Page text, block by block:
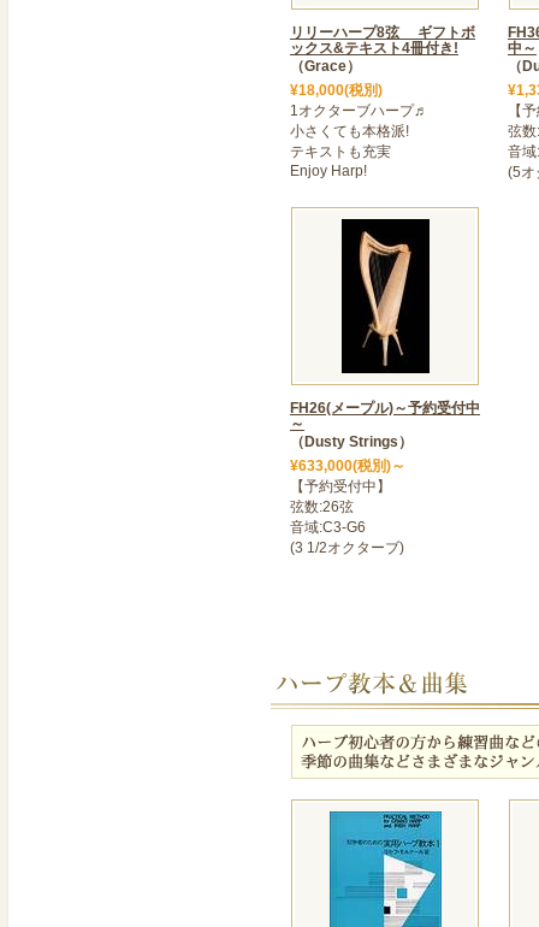
落ち着いた色合いで人気
なりました。
小型ながら28弦のワイド
す。
2023年09月22日
＜ 入荷しました!【
大人気のDustyStrings ク
荷しました。
2023年09月22日
＜ 入荷しました!【
DustyStrings社の小型で
オシャレなツートンカラー
カマックレバー仕様
2023年09月09日
>＜ 【 レンタルハープ
プ ! 】 ＞
レンタルハープに人気の
た。
軽量・コンパクトで、ラ
にも使いやすく、音色も
い。
2023年04月13日
＜ 乙女ハープの演奏動
標準仕様にイタリア製ア
乙女ハープで
「Scarborough Fair」を
2023年04月13日
＜ 乙女ハープの演奏動
リリーハープ8弦 ギフトボ
ックス&テキスト4冊付き!
（Grace）
¥18,000(税別)
1オクターブハープ♬
小さくても本格派!
テキストも充実
Enjoy Harp!
中～
（
【
弦
音
(5オ
FH26(メープル)～予約受付中
～
（Dusty Strings）
¥633,000(税別)～
【予約受付中】
弦数:26弦
音域:C3-G6
(3 1/2オクターブ)